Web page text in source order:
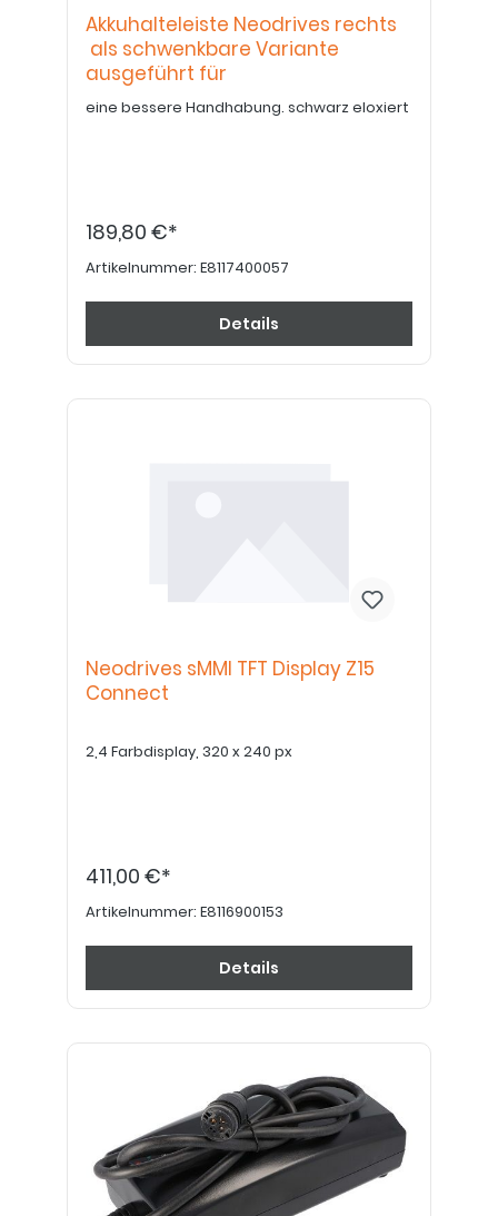
Akkuhalteleiste Neodrives rechts
als schwenkbare Variante
ausgeführt für
eine bessere Handhabung. schwarz eloxiert
189,80 €*
Artikelnummer: E8117400057
Details
Neodrives sMMI TFT Display Z15
Connect
2,4 Farbdisplay, 320 x 240 px
411,00 €*
Artikelnummer: E8116900153
Details